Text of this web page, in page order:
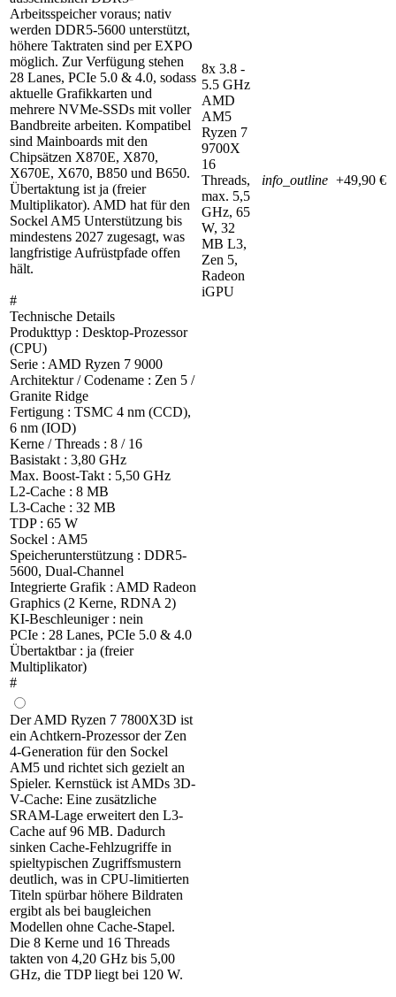
Arbeitsspeicher voraus; nativ
werden DDR5-5600 unterstützt,
höhere Taktraten sind per EXPO
möglich. Zur Verfügung stehen
28 Lanes, PCIe 5.0 & 4.0, sodass
aktuelle Grafikkarten und
mehrere NVMe-SSDs mit voller
Bandbreite arbeiten. Kompatibel
sind Mainboards mit den
Chipsätzen X870E, X870,
X670E, X670, B850 und B650.
Übertaktung ist ja (freier
Multiplikator). AMD hat für den
Sockel AM5 Unterstützung bis
mindestens 2027 zugesagt, was
langfristige Aufrüstpfade offen
hält.
#
Technische Details
Produkttyp : Desktop-Prozessor
(CPU)
Serie : AMD Ryzen 7 9000
Architektur / Codename : Zen 5 /
Granite Ridge
Fertigung : TSMC 4 nm (CCD),
6 nm (IOD)
Kerne / Threads : 8 / 16
Basistakt : 3,80 GHz
Max. Boost-Takt : 5,50 GHz
L2-Cache : 8 MB
L3-Cache : 32 MB
TDP : 65 W
Sockel : AM5
Speicherunterstützung : DDR5-
5600, Dual-Channel
Integrierte Grafik : AMD Radeon
Graphics (2 Kerne, RDNA 2)
KI-Beschleuniger : nein
PCIe : 28 Lanes, PCIe 5.0 & 4.0
Übertaktbar : ja (freier
Multiplikator)
#
8x 3.8 -
5.5 GHz
AMD
AM5
Ryzen 7
9700X
16
Threads,
max. 5,5
GHz, 65
W, 32
MB L3,
Zen 5,
Radeon
iGPU
info_outline +49,90 €
Der AMD Ryzen 7 7800X3D ist
ein Achtkern-Prozessor der Zen
4-Generation für den Sockel
AM5 und richtet sich gezielt an
Spieler. Kernstück ist AMDs 3D-
V-Cache: Eine zusätzliche
SRAM-Lage erweitert den L3-
Cache auf 96 MB. Dadurch
sinken Cache-Fehlzugriffe in
spieltypischen Zugriffsmustern
deutlich, was in CPU-limitierten
Titeln spürbar höhere Bildraten
ergibt als bei baugleichen
Modellen ohne Cache-Stapel.
Die 8 Kerne und 16 Threads
takten von 4,20 GHz bis 5,00
GHz, die TDP liegt bei 120 W.